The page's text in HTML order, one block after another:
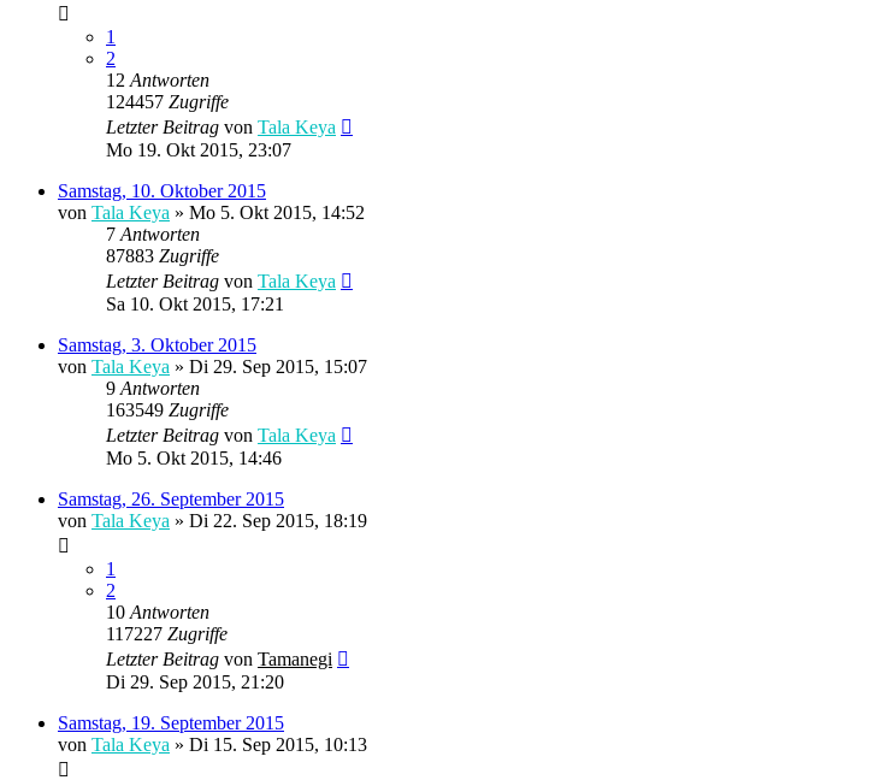
1
2
12 Antworten
124457 Zugriffe
Letzter Beitrag von Tala Keya
Mo 19. Okt 2015, 23:07
Samstag, 10. Oktober 2015
von Tala Keya » Mo 5. Okt 2015, 14:52
7 Antworten
87883 Zugriffe
Letzter Beitrag von Tala Keya
Sa 10. Okt 2015, 17:21
Samstag, 3. Oktober 2015
von Tala Keya » Di 29. Sep 2015, 15:07
9 Antworten
163549 Zugriffe
Letzter Beitrag von Tala Keya
Mo 5. Okt 2015, 14:46
Samstag, 26. September 2015
von Tala Keya » Di 22. Sep 2015, 18:19
1
2
10 Antworten
117227 Zugriffe
Letzter Beitrag von Tamanegi
Di 29. Sep 2015, 21:20
Samstag, 19. September 2015
von Tala Keya » Di 15. Sep 2015, 10:13